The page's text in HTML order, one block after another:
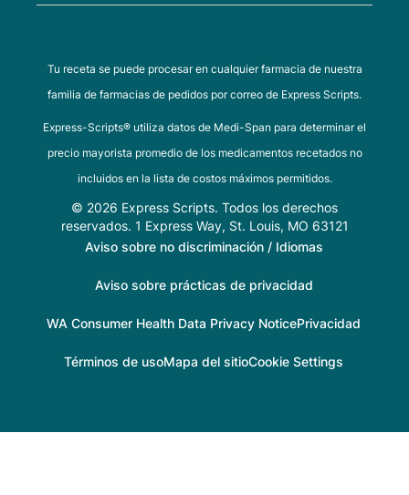
Tu receta se puede procesar en cualquier farmacia de nuestra
familia de farmacias de pedidos por correo de Express Scripts.
Express-Scripts® utiliza datos de Medi-Span para determinar el
precio mayorista promedio de los medicamentos recetados no
incluidos en la lista de costos máximos permitidos.
© 2026 Express Scripts. Todos los derechos
reservados. 1 Express Way, St. Louis, MO 63121
Aviso sobre no discriminación / Idiomas
Aviso sobre prácticas de privacidad
WA Consumer Health Data Privacy NoticePrivacidad
Términos de usoMapa del sitioCookie Settings